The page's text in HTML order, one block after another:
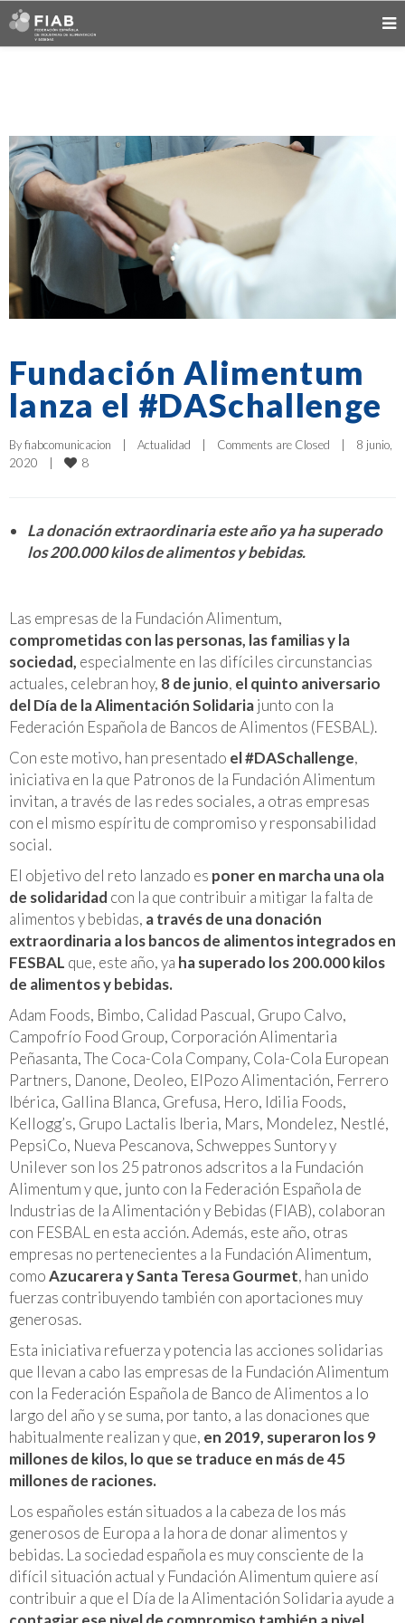
Fundación Alimentum
lanza el #DASchallenge
By fiabcomunicacion Actualidad Comments are Closed
8 junio,
2020
8
La donación extraordinaria este año ya ha superado
los 200.000 kilos de alimentos y bebidas.
Las empresas de la Fundación Alimentum,
comprometidas con las personas, las familias y la
sociedad, especialmente en las difíciles circunstancias
actuales, celebran hoy, 8 de junio, el quinto aniversario
delDía de la Alimentación Solidariajunto con la
Federación Española de Bancos de Alimentos (FESBAL).
Con este motivo, han presentado el #DASchallenge,
iniciativa en la que Patronos de la Fundación Alimentum
invitan, a través de las redes sociales, a otras empresas
con el mismo espíritu de compromiso y responsabilidad
social.
El objetivo del reto lanzado es poner en marcha una ola
de solidaridad con la que contribuir a mitigar la falta de
alimentos y bebidas, a través de una donación
extraordinaria a los bancos de alimentos integrados en
FESBAL que, este año, ya ha superado los 200.000 kilos
de alimentos y bebidas.
Adam Foods, Bimbo, Calidad Pascual, Grupo Calvo,
Campofrío Food Group, Corporación Alimentaria
Peñasanta, The Coca-Cola Company, Cola-Cola European
Partners, Danone, Deoleo, ElPozo Alimentación, Ferrero
Ibérica, Gallina Blanca, Grefusa, Hero, Idilia Foods,
Kellogg’s, Grupo Lactalis Iberia, Mars, Mondelez, Nestlé,
PepsiCo, Nueva Pescanova, Schweppes Suntory y
Unilever son los 25 patronos adscritos a la Fundación
Alimentum y que, junto con la Federación Española de
Industrias de la Alimentación y Bebidas (FIAB), colaboran
con FESBAL en esta acción. Además, este año, otras
empresas no pertenecientes a la Fundación Alimentum,
comoAzucarera y Santa Teresa Gourmet, han unido
fuerzas contribuyendo también con aportaciones muy
generosas.
Esta iniciativa refuerza y potencia las acciones solidarias
que llevan a cabo las empresas de la Fundación Alimentum
con la Federación Española de Banco de Alimentos a lo
largo del año y se suma, por tanto, a las donaciones que
habitualmente realizan y que, en 2019, superaron los 9
millones de kilos, lo que se traduce en más de 45
millones de raciones.
Los españoles están situados a la cabeza de los más
generosos de Europa a la hora de donar alimentos y
bebidas. La sociedad española es muy consciente de la
difícil situación actual y Fundación Alimentum quiere así
contribuir a que el Día de la Alimentación Solidaria ayude a